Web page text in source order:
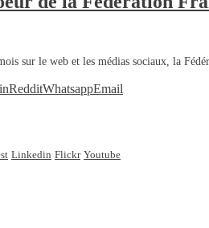
sur le web et les médias sociaux, la
RedditWhatsappEmail
Linkedin Flickr Youtube